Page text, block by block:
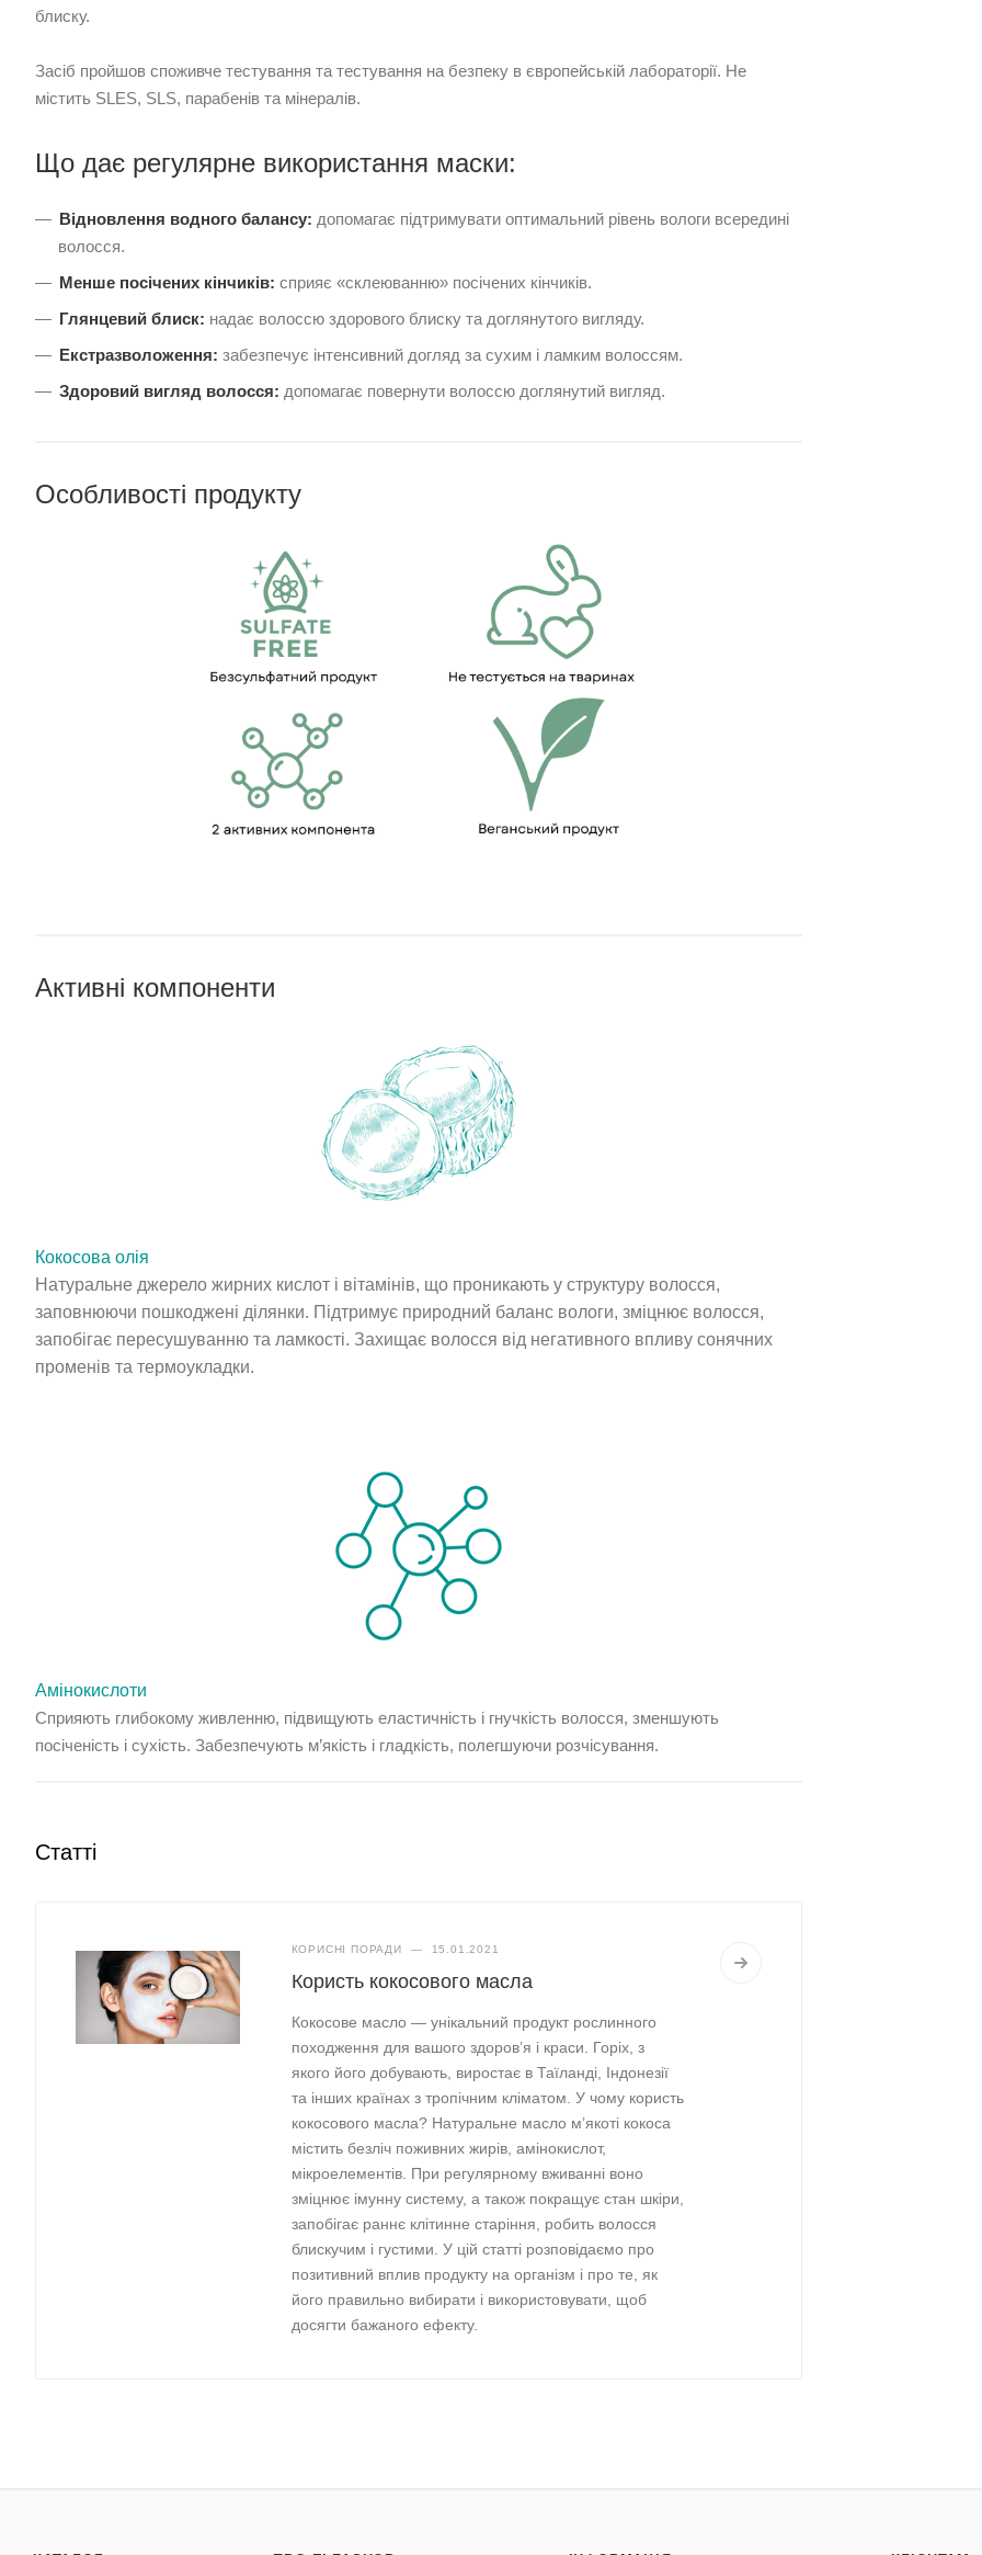
блиску.
Засіб пройшов споживче тестування та тестування на безпеку в європейській лабораторії. Не
містить SLES, SLS, парабенів та мінералів.
Що дає регулярне використання маски:
Відновлення водного балансу: допомагає підтримувати оптимальний рівень вологи всередині
волосся.
Менше посічених кінчиків: сприяє «склеюванню» посічених кінчиків.
Глянцевий блиск: надає волоссю здорового блиску та доглянутого вигляду.
Екстразволоження: забезпечує інтенсивний догляд за сухим і ламким волоссям.
Здоровий вигляд волосся: допомагає повернути волоссю доглянутий вигляд.
Особливості продукту
Активні компоненти
Кокосова олія
Натуральне джерело жирних кислот і вітамінів, що проникають у структуру волосся,
заповнюючи пошкоджені ділянки. Підтримує природний баланс вологи, зміцнює волосся,
запобігає пересушуванню та ламкості. Захищає волосся від негативного впливу сонячних
променів та термоукладки.
Амінокислоти
Сприяють глибокому живленню, підвищують еластичність і гнучкість волосся, зменшують
посіченість і сухість. Забезпечують м’якість і гладкість, полегшуючи розчісування.
Статті
КОРИСНІ ПОРАДИ — 15.01.2021
Користь кокосового масла
Кокосове масло — унікальний продукт рослинного
походження для вашого здоров’я і краси. Горіх, з
якого його добувають, виростає в Таїланді, Індонезії
та інших країнах з тропічним кліматом. У чому користь
кокосового масла? Натуральне масло м’якоті кокоса
містить безліч поживних жирів, амінокислот,
мікроелементів. При регулярному вживанні воно
зміцнює імунну систему, а також покращує стан шкіри,
запобігає раннє клітинне старіння, робить волосся
блискучим і густими. У цій статті розповідаємо про
позитивний вплив продукту на організм і про те, як
його правильно вибирати і використовувати, щоб
досягти бажаного ефекту.